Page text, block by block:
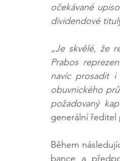
očekávané
dividendové
„Je skvělé, že
Prabos
navíc prosadit
obuvnického
požadovaný
generální ředitel
Během
bance a